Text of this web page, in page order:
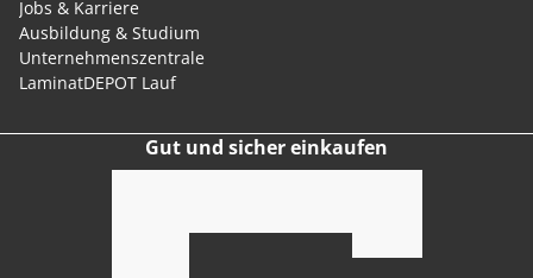
Jobs & Karriere
Ausbildung & Studium
Unternehmenszentrale
LaminatDEPOT Lauf
Gut und sicher einkaufen